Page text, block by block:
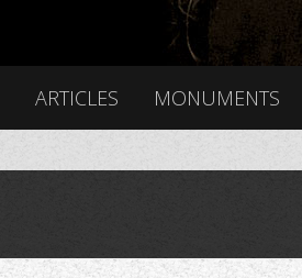
ARTICLES MONUMENTS